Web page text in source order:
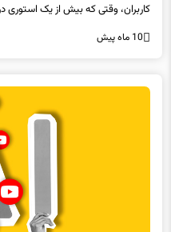
10 ماه پیش